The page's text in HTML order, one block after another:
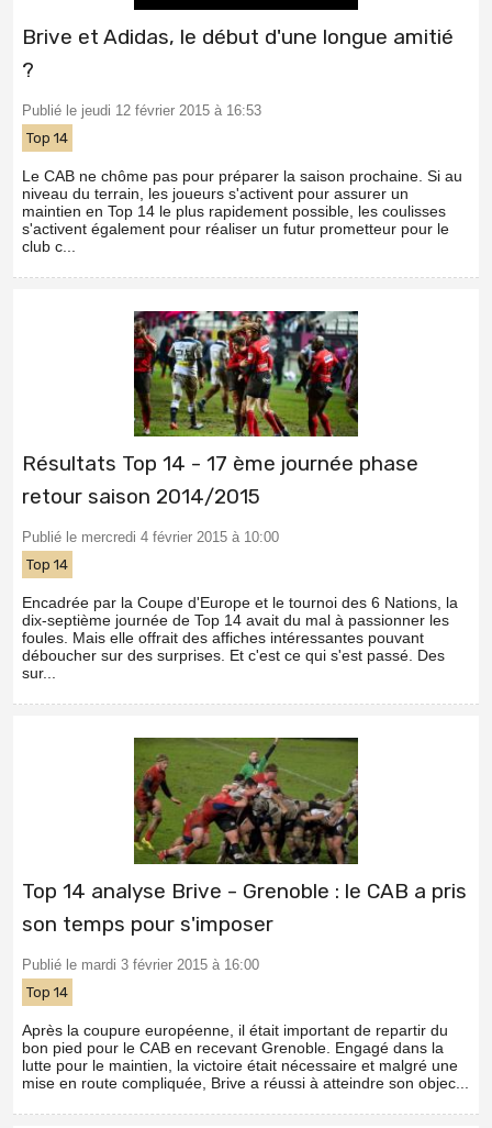
Brive et Adidas, le début d'une longue amitié
?
Publié le jeudi 12 février 2015 à 16:53
Top 14
Le CAB ne chôme pas pour préparer la saison prochaine. Si au
niveau du terrain, les joueurs s'activent pour assurer un
maintien en Top 14 le plus rapidement possible, les coulisses
s'activent également pour réaliser un futur prometteur pour le
club c...
Résultats Top 14 - 17 ème journée phase
retour saison 2014/2015
Publié le mercredi 4 février 2015 à 10:00
Top 14
Encadrée par la Coupe d'Europe et le tournoi des 6 Nations, la
dix-septième journée de Top 14 avait du mal à passionner les
foules. Mais elle offrait des affiches intéressantes pouvant
déboucher sur des surprises. Et c'est ce qui s'est passé. Des
sur...
Top 14 analyse Brive - Grenoble : le CAB a pris
son temps pour s'imposer
Publié le mardi 3 février 2015 à 16:00
Top 14
Après la coupure européenne, il était important de repartir du
bon pied pour le CAB en recevant Grenoble. Engagé dans la
lutte pour le maintien, la victoire était nécessaire et malgré une
mise en route compliquée, Brive a réussi à atteindre son objec...